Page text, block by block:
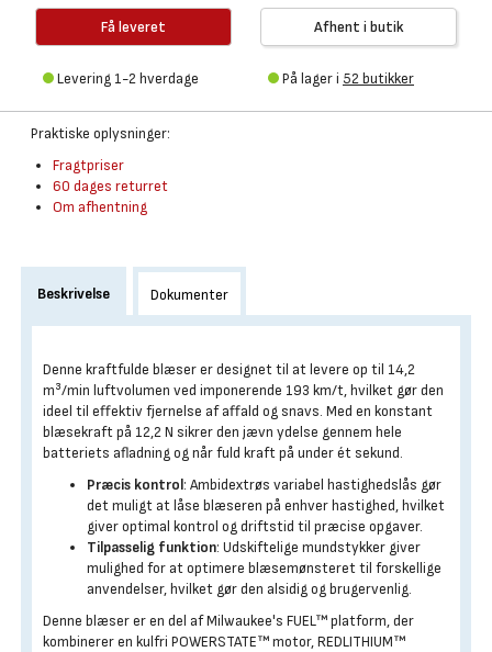
Få leveret
Levering 1-2 hverdage
Afhent i butik
På lager i 52 butikker
Praktiske oplysninger:
Fragtpriser
60 dages returret
Om afhentning
Beskrivelse Dokumenter
Denne kraftfulde blæser er designet til at levere op til 14,2
m³/min luftvolumen ved imponerende 193 km/t, hvilket gør den
ideel til effektiv fjernelse af affald og snavs. Med en konstant
blæsekraft på 12,2 N sikrer den jævn ydelse gennem hele
batteriets afladning og når fuld kraft på under ét sekund.
Præcis kontrol: Ambidextrøs variabel hastighedslås gør
det muligt at låse blæseren på enhver hastighed, hvilket
giver optimal kontrol og driftstid til præcise opgaver.
Tilpasselig funktion: Udskiftelige mundstykker giver
mulighed for at optimere blæsemønsteret til forskellige
anvendelser, hvilket gør den alsidig og brugervenlig.
Denne blæser er en del af Milwaukee's FUEL™ platform, der
kombinerer en kulfri POWERSTATE™ motor, REDLITHIUM™